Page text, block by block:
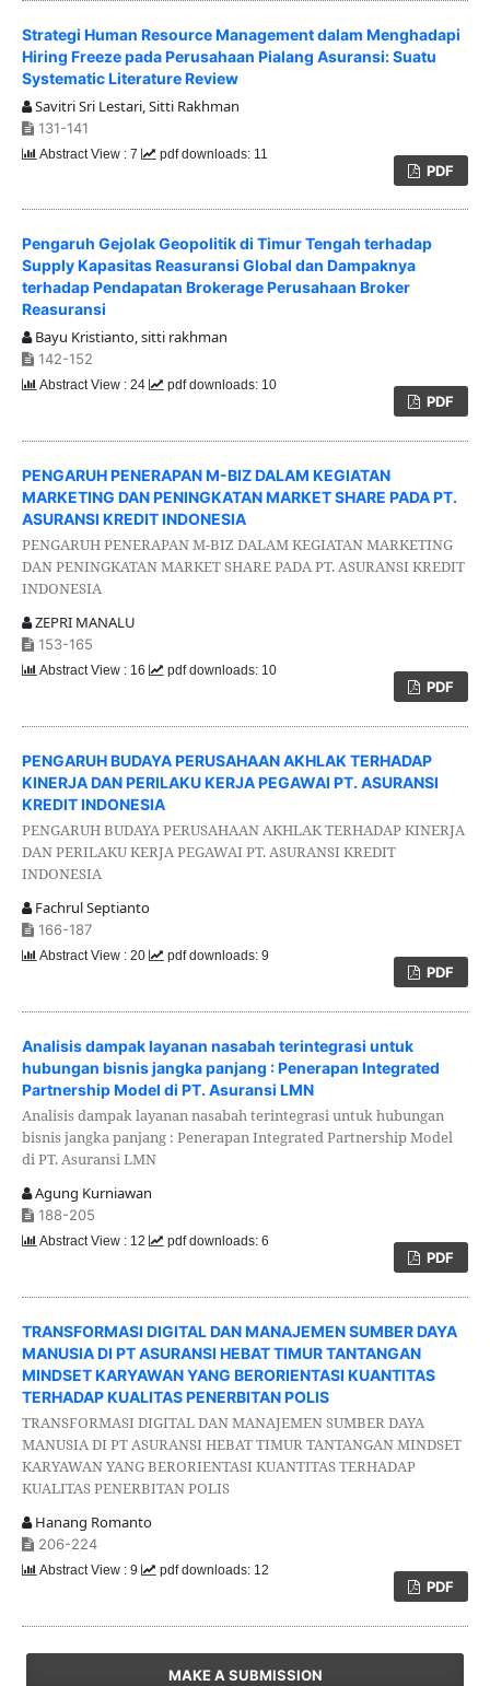
Strategi Human Resource Management dalam Menghadapi
Hiring Freeze pada Perusahaan Pialang Asuransi: Suatu
Systematic Literature Review
Savitri Sri Lestari, Sitti Rakhman
131-141
PDF
Abstract View : 7 pdf downloads: 11
Pengaruh Gejolak Geopolitik di Timur Tengah terhadap
Supply Kapasitas Reasuransi Global dan Dampaknya
terhadap Pendapatan Brokerage Perusahaan Broker
Reasuransi
Bayu Kristianto, sitti rakhman
142-152
PDF
Abstract View : 24 pdf downloads: 10
PENGARUH PENERAPAN M-BIZ DALAM KEGIATAN
MARKETING DAN PENINGKATAN MARKET SHARE PADA PT.
ASURANSI KREDIT INDONESIA
PENGARUH PENERAPAN M-BIZ DALAM KEGIATAN MARKETING
DAN PENINGKATAN MARKET SHARE PADA PT. ASURANSI KREDIT
INDONESIA
ZEPRI MANALU
153-165
PDF
Abstract View : 16 pdf downloads: 10
PENGARUH BUDAYA PERUSAHAAN AKHLAK TERHADAP
KINERJA DAN PERILAKU KERJA PEGAWAI PT. ASURANSI
KREDIT INDONESIA
PENGARUH BUDAYA PERUSAHAAN AKHLAK TERHADAP KINERJA
DAN PERILAKU KERJA PEGAWAI PT. ASURANSI KREDIT
INDONESIA
Fachrul Septianto
166-187
PDF
Abstract View : 20 pdf downloads: 9
Analisis dampak layanan nasabah terintegrasi untuk
hubungan bisnis jangka panjang : Penerapan Integrated
Partnership Model di PT. Asuransi LMN
Analisis dampak layanan nasabah terintegrasi untuk hubungan
bisnis jangka panjang : Penerapan Integrated Partnership Model
di PT. Asuransi LMN
Agung Kurniawan
188-205
PDF
Abstract View : 12 pdf downloads: 6
TRANSFORMASI DIGITAL DAN MANAJEMEN SUMBER DAYA
MANUSIA DI PT ASURANSI HEBAT TIMUR TANTANGAN
MINDSET KARYAWAN YANG BERORIENTASI KUANTITAS
TERHADAP KUALITAS PENERBITAN POLIS
TRANSFORMASI DIGITAL DAN MANAJEMEN SUMBER DAYA
MANUSIA DI PT ASURANSI HEBAT TIMUR TANTANGAN MINDSET
KARYAWAN YANG BERORIENTASI KUANTITAS TERHADAP
KUALITAS PENERBITAN POLIS
Hanang Romanto
206-224
PDF
Abstract View : 9 pdf downloads: 12
MAKE A SUBMISSION